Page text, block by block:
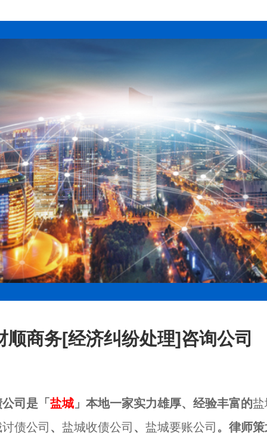
顺商务[经济纠纷处理]咨询公司
司是「 盐城 」本地一家实力雄厚、经验丰富的盐
债公司 、 盐城收债公司 、 盐城要账公司 。律师